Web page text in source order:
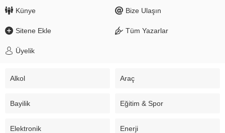
Künye Bize Ulaşın
Sitene Ekle Tüm Yazarlar
Üyelik
Alkol Araç
Bayilik Eğitim & Spor
Elektronik Enerji